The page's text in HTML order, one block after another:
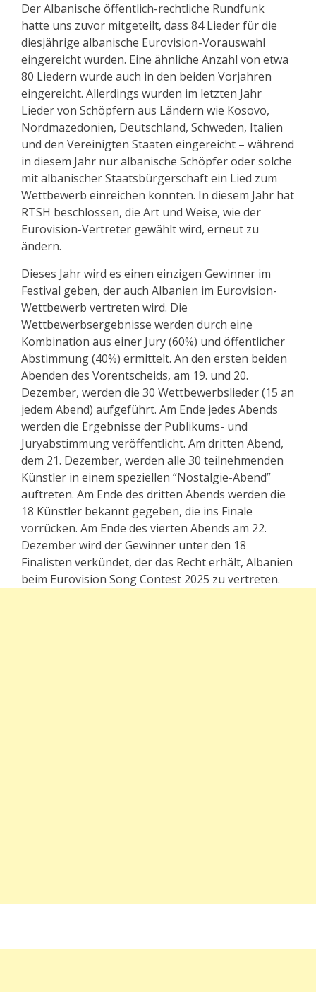
Der Albanische öffentlich-rechtliche Rundfunk
hatte uns zuvor mitgeteilt, dass 84 Lieder für die
diesjährige albanische Eurovision-Vorauswahl
eingereicht wurden. Eine ähnliche Anzahl von etwa
80 Liedern wurde auch in den beiden Vorjahren
eingereicht. Allerdings wurden im letzten Jahr
Lieder von Schöpfern aus Ländern wie Kosovo,
Nordmazedonien, Deutschland, Schweden, Italien
und den Vereinigten Staaten eingereicht – während
in diesem Jahr nur albanische Schöpfer oder solche
mit albanischer Staatsbürgerschaft ein Lied zum
Wettbewerb einreichen konnten. In diesem Jahr hat
RTSH beschlossen, die Art und Weise, wie der
Eurovision-Vertreter gewählt wird, erneut zu
ändern.
Dieses Jahr wird es einen einzigen Gewinner im
Festival geben, der auch Albanien im Eurovision-
Wettbewerb vertreten wird. Die
Wettbewerbsergebnisse werden durch eine
Kombination aus einer Jury (60%) und öffentlicher
Abstimmung (40%) ermittelt. An den ersten beiden
Abenden des Vorentscheids, am 19. und 20.
Dezember, werden die 30 Wettbewerbslieder (15 an
jedem Abend) aufgeführt. Am Ende jedes Abends
werden die Ergebnisse der Publikums- und
Juryabstimmung veröffentlicht. Am dritten Abend,
dem 21. Dezember, werden alle 30 teilnehmenden
Künstler in einem speziellen “Nostalgie-Abend”
auftreten. Am Ende des dritten Abends werden die
18 Künstler bekannt gegeben, die ins Finale
vorrücken. Am Ende des vierten Abends am 22.
Dezember wird der Gewinner unter den 18
Finalisten verkündet, der das Recht erhält, Albanien
beim Eurovision Song Contest 2025 zu vertreten.